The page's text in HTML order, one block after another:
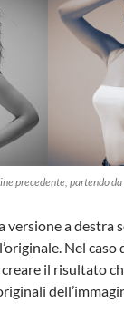
precedente, partendo
versione a destra
Nel caso
il risultato